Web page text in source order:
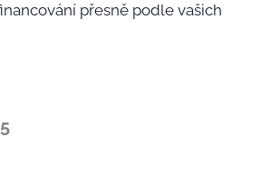
přesně podle vašich